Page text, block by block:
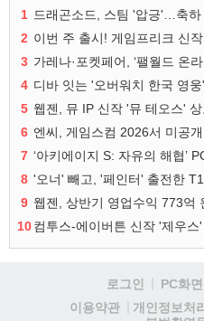
1 드래곤소드, 스팀 '압긍'…축
2 이번 주 출시! 게임프리크 신
3 가레나·포켓페어, ‘팰월드 온
4 디바 잇는 '오버워치 한국 영
5 웹젠, 뮤 IP 신작 '뮤 테오스'
6 엔씨, 게임스컴 2026서 미공
7 ‘아키에이지 S: 자유의 해협’
8 '오너' 빼고, '페인터' 출전한
9 웹젠, 상반기 영업수익 773
10
로그인 PC화면
이용약관
개인정보처